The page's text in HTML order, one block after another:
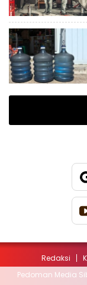
Redaksi
Pedoman Media